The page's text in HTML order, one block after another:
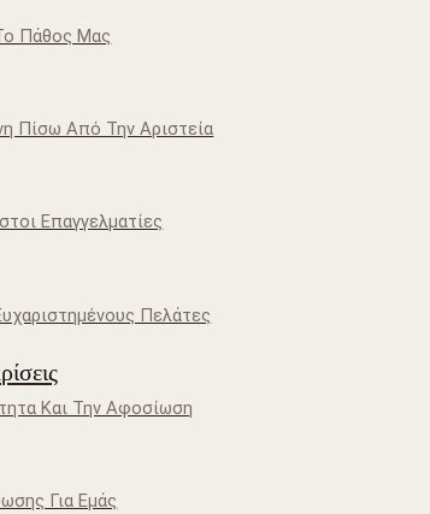
Πάθος Μας
Πίσω Από Την Αριστεία
Επαγγελματίες
Πελάτες
Και Την Αφοσίωση
Για Εμάς